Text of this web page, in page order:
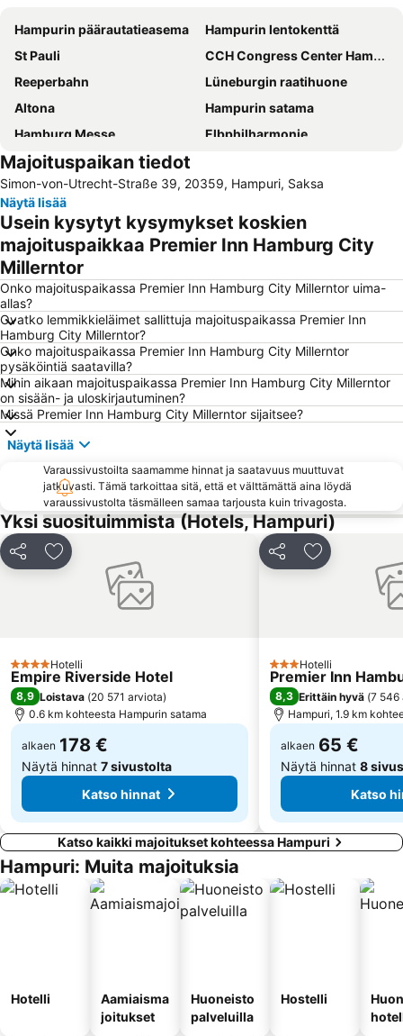
Hampurin päärautatieasema
Hampurin lentokenttä
St Pauli
CCH Congress Center Hamburg
Reeperbahn
Lüneburgin raatihuone
Altona
Hampurin satama
Hamburg Messe
Elbphilharmonie
Hauptbahnhof Nord Metro Station
Rathaus Metro Station
Barclaycard Arena
Winterhude
Altona-Altstadt
Lübecker Straße Metro Station
Hamburg-Mitte
Hagenbeckin eläintarha
Neustadt
Hamburg-Altstadt
St Georg
Bahnhof Lüneburg
Mönckebergstraße
Berliner Tor Metro Station
St Pauli Landungsbrücken
Hafencity Infocenter
Harbourcity Hamburg
Speicherstadt
Stellingen
Sporthalle Hamburg
Harburg Arcaden
Langenhorn
Fish Market
Alsterarkaden
Stephansplatz Metro Station
Hampurin kaupungintalo
Jungfernstieg
Eppendorfer Baum Metro Station
Haspa Hamburg Marathon
Alsterdorf
Majoituspaikan tiedot
Simon-von-Utrecht-Straße 39, 20359, Hampuri, Saksa
Näytä lisää
Usein kysytyt kysymykset koskien
majoituspaikkaa Premier Inn Hamburg City
Millerntor
Onko majoituspaikassa Premier Inn Hamburg City Millerntor uima-
allas?
Ovatko lemmikkieläimet sallittuja majoituspaikassa Premier Inn
Hamburg City Millerntor?
Onko majoituspaikassa Premier Inn Hamburg City Millerntor
pysäköintiä saatavilla?
Mihin aikaan majoituspaikassa Premier Inn Hamburg City Millerntor
on sisään- ja uloskirjautuminen?
Missä Premier Inn Hamburg City Millerntor sijaitsee?
Näytä lisää
Varaussivustoilta saamamme hinnat ja saatavuus muuttuvat
jatkuvasti. Tämä tarkoittaa sitä, että et välttämättä aina löydä
varaussivustolta täsmälleen samaa tarjousta kuin trivagosta.
Yksi suosituimmista (Hotels, Hampuri)
Jaa Lisää suosikkeihin
4 Tähtiluokitus
Hotelli
Empire Riverside Hotel
8,9 Loistava (20 571 arviota)
0.6 km kohteesta Hampurin satama
alkaen 178 €
Näytä hinnat 7 sivustolta
Katso hinnat
Jaa Lisää
3 Tähtiluokitus
Hotelli
Premier Inn
8,3 Erittäin hyvä (7 546
Hampuri, 1.9 km
alkaen 65 €
Näytä hinnat 8
Katso
Katso kaikki majoitukset kohteessa Hampuri
Hampuri: Muita majoituksia
Hotelli
Aamiaisma
joitukset
Huoneisto
palveluilla
Hostelli